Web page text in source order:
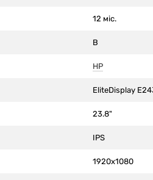
12 міс.
B
HP
EliteDisplay
23.8"
IPS
1920x1080